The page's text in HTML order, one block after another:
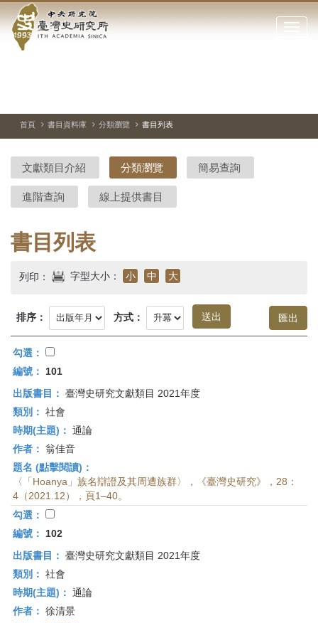
到中
央
院-
臺
灣
史
研
究
首
頁
點
閉
站
停、
圖
圖
結
首頁 書目資料庫 分類瀏覽 書目列表
文獻類目介紹 分類瀏覽 簡易查詢
進階查詢 線上提供書目
書目列表
列印： 字型大小： 小 中 大
排序： 方式：
勾選：
編號：
101
出版書目： 臺灣史研究文獻類目 2021年度
類別： 社會
時期(主題)： 通論
作者： 翁佳音
題名 (點擊閱讀)：
〈「Hoanya」族名辯證及其周遭族群〉，《臺灣史研究》，28：
4（2021.12），頁1–40。
勾選：
編號：
102
出版書目： 臺灣史研究文獻類目 2021年度
類別： 社會
時期(主題)： 通論
作者： 徐清景